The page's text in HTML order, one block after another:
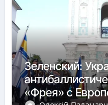
Зеленский:
«Фрея» с